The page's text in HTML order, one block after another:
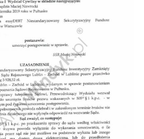
Negocjacje z wierzycielami
Doradztwo & konsulting